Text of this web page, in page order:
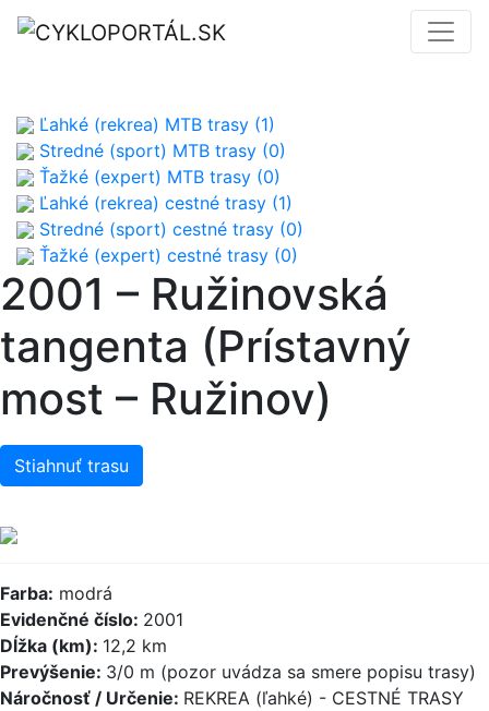
Ľahké (rekrea) MTB trasy (1)
Stredné (sport) MTB trasy (0)
Ťažké (expert) MTB trasy (0)
Ľahké (rekrea) cestné trasy (1)
Stredné (sport) cestné trasy (0)
Ťažké (expert) cestné trasy (0)
2001 – Ružinovská
tangenta (Prístavný
most – Ružinov)
Stiahnuť trasu
Farba: modrá
Evidenčné číslo: 2001
Dĺžka (km): 12,2 km
Prevýšenie: 3/0 m (pozor uvádza sa smere popisu trasy)
Náročnosť / Určenie: REKREA (ľahké) - CESTNÉ TRASY